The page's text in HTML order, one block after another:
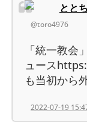
とと
@toro4976
「統一教会
ュース
も当初から
2022-07-19